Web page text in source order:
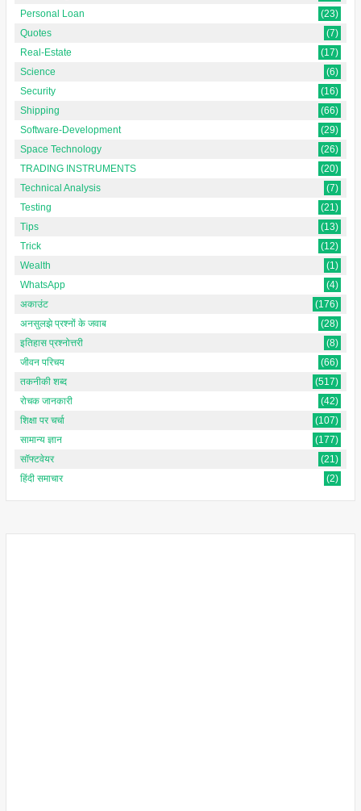
Personal Loan
(23)
Quotes
(7)
Real-Estate
(17)
Science
(6)
Security
(16)
Shipping
(66)
Software-Development
(29)
Space Technology
(26)
TRADING INSTRUMENTS
(20)
Technical Analysis
(7)
Testing
(21)
Tips
(13)
Trick
(12)
Wealth
(1)
WhatsApp
(4)
अकाउंट
(176)
अनसुलझे प्रश्नों के जवाब
(28)
इतिहास प्रश्नोत्तरी
(8)
जीवन परिचय
(66)
तकनीकी शब्द
(517)
रोचक जानकारी
(42)
शिक्षा पर चर्चा
(107)
सामान्य ज्ञान
(177)
सॉफ्टवेयर
(21)
हिंदी समाचार
(2)